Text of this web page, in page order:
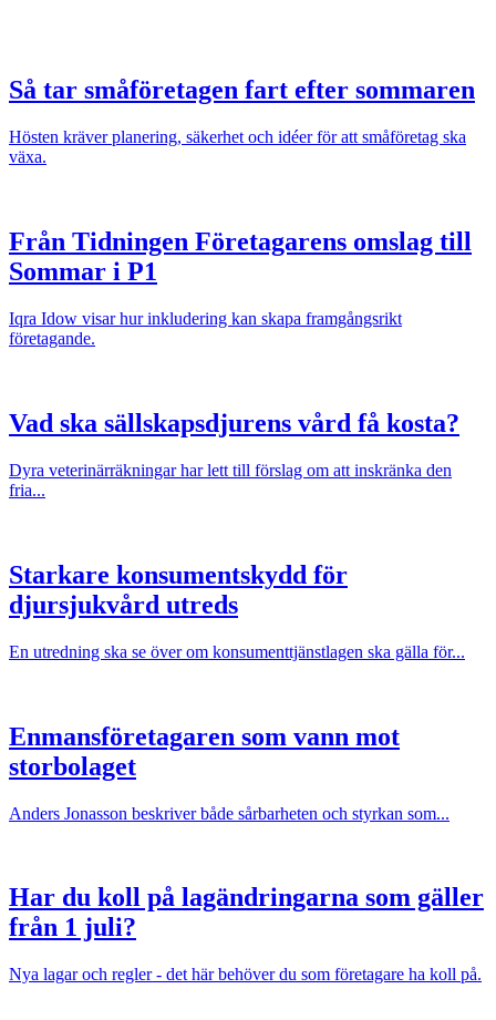
Så tar småföretagen fart efter sommaren
Hösten kräver planering, säkerhet och idéer för att småföretag ska
växa.
Från Tidningen Företagarens omslag till
Sommar i P1
Iqra Idow visar hur inkludering kan skapa framgångsrikt
företagande.
Vad ska sällskapsdjurens vård få kosta?
Dyra veterinärräkningar har lett till förslag om att inskränka den
fria...
Starkare konsumentskydd för
djursjukvård utreds
En utredning ska se över om konsumenttjänstlagen ska gälla för...
Enmansföretagaren som vann mot
storbolaget
Anders Jonasson beskriver både sårbarheten och styrkan som...
Har du koll på lagändringarna som gäller
från 1 juli?
Nya lagar och regler - det här behöver du som företagare ha koll på.